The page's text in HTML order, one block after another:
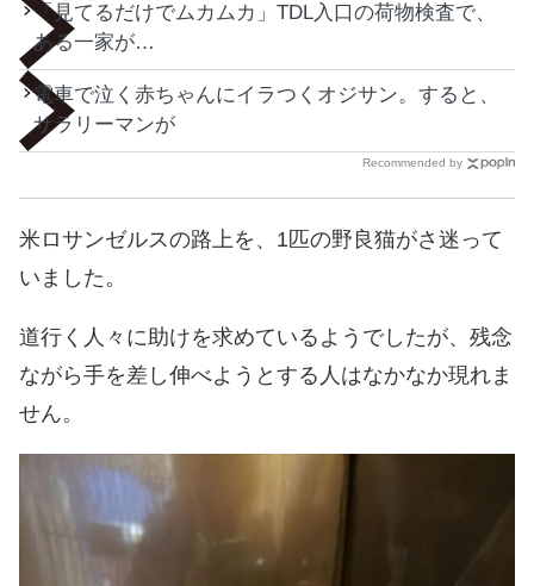
「見てるだけでムカムカ」TDL入口の荷物検査で、
ある一家が…
電車で泣く赤ちゃんにイラつくオジサン。すると、
サラリーマンが
Recommended by
米ロサンゼルスの路上を、1匹の野良猫がさ迷って
いました。
道行く人々に助けを求めているようでしたが、残念
ながら手を差し伸べようとする人はなかなか現れま
せん。